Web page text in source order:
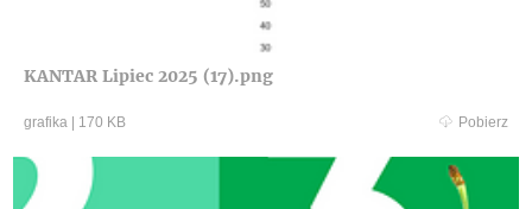
KANTAR Lipiec 2025 (17).png
grafika | 170 KB Pobierz